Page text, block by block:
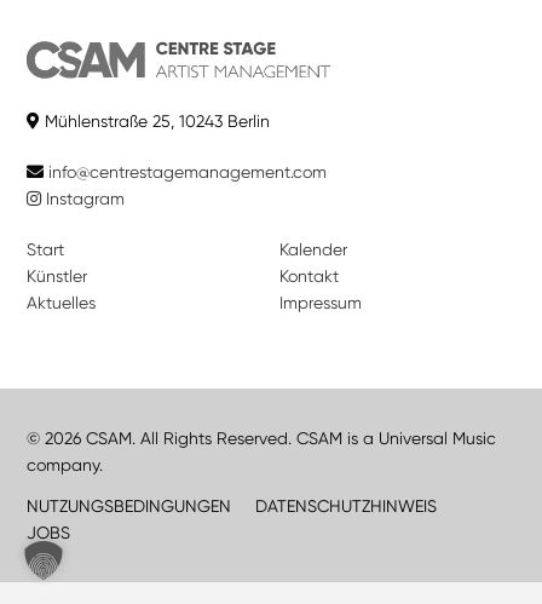
Mühlenstraße 25, 10243 Berlin
info@centrestagemanagement.com
Instagram
Start
Künstler
Aktuelles
Kalender
Kontakt
Impressum
© 2026 CSAM. All Rights Reserved. CSAM is a Universal Music
company.
NUTZUNGSBEDINGUNGEN
DATENSCHUTZHINWEIS
JOBS